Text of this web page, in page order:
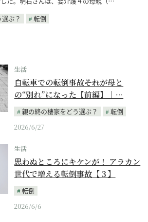
ぶ？
転倒
生活
自転車での転倒事故――それが母と
の“別れ”になった【前編】｜…
親の終の棲家をどう選ぶ？
転倒
2026/6/27
生活
思わぬところにキケンが！ アラカン
世代で増える転倒事故【３】
転倒
2026/6/6